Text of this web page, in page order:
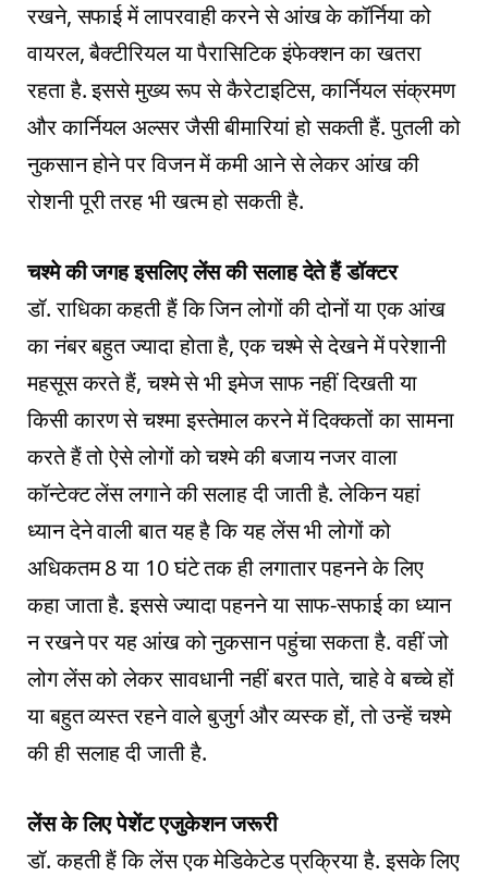
रखने, सफाई में लापरवाही करने से आंख के कॉर्निया को
वायरल, बैक्टीरियल या पैरासिटिक इंफेक्शन का खतरा
रहता है. इससे मुख्य रूप से कैरेटाइटिस, कार्नियल संक्रमण
और कार्नियल अल्सर जैसी बीमारियां हो सकती हैं. पुतली को
नुकसान होने पर विजन में कमी आने से लेकर आंख की
रोशनी पूरी तरह भी खत्म हो सकती है.
चश्‍मे की जगह इसलिए लेंस की सलाह देते हैं डॉक्‍टर
डॉ. राधिका कहती हैं कि जिन लोगों की दोनों या एक आंख
का नंबर बहुत ज्‍यादा होता है, एक चश्‍मे से देखने में परेशानी
महसूस करते हैं, चश्‍मे से भी इमेज साफ नहीं दिखती या
किसी कारण से चश्‍मा इस्‍तेमाल करने में दिक्‍कतों का सामना
करते हैं तो ऐसे लोगों को चश्‍मे की बजाय नजर वाला
कॉन्‍टेक्‍ट लेंस लगाने की सलाह दी जाती है. लेकिन यहां
ध्‍यान देने वाली बात यह है कि यह लेंस भी लोगों को
अधिकतम 8 या 10 घंटे तक ही लगातार पहनने के लिए
कहा जाता है. इससे ज्‍यादा पहनने या साफ-सफाई का ध्‍यान
न रखने पर यह आंख को नुकसान पहुंचा सकता है. वहीं जो
लोग लेंस को लेकर सावधानी नहीं बरत पाते, चाहे वे बच्‍चे हों
या बहुत व्‍यस्त रहने वाले बुजुर्ग और व्‍यस्‍क हों, तो उन्‍हें चश्‍मे
की ही सलाह दी जाती है.
लेंस के लिए पेशेंट एजुकेशन जरूरी
डॉ. कहती हैं कि लेंस एक मेडिकेटेड प्रक्रिया है. इसके लिए